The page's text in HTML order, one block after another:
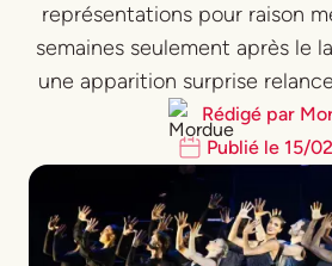
représentations pour raison
semaines seulement après le
une apparition surprise
Rédigé par
Publié le 15/02